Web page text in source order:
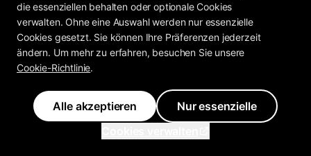
die essenziellen behalten oder optionale Cookies
verwalten. Ohne eine Auswahl werden nur essenzielle
Cookies gesetzt. Sie können Ihre Präferenzen jederzeit
ändern. Um mehr zu erfahren, besuchen Sie unsere
Cookie-Richtlinie.
Alle akzeptieren
Nur essenzielle